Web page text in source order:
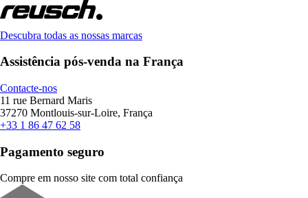
Descubra todas as nossas marcas
Assistência pós-venda na França
Contacte-nos
11 rue Bernard Maris
37270 Montlouis-sur-Loire, França
+33 1 86 47 62 58
Pagamento seguro
Compre em nosso site com total confiança